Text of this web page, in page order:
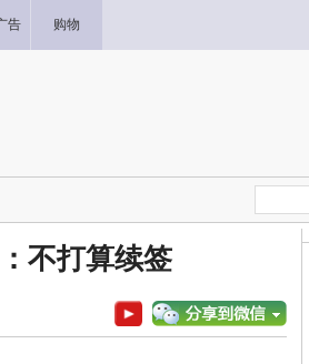
告 购物
不打算续签